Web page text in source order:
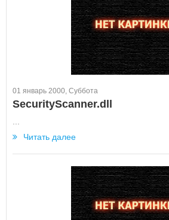
01 январь 2000, Суббота
SecurityScanner.dll
Читать далее